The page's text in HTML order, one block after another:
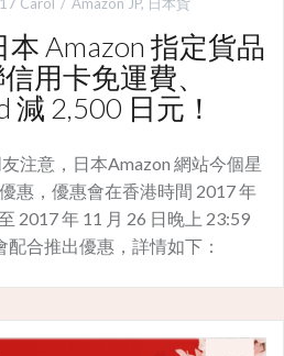
Amazon 指定貨品
用卡免運費、
減 2,500 日元！
注意，日本Amazon 網站今個星
惠，優惠會在香港時間 2017 年
2017 年 11 月 26 日晚上 23:59
合推出優惠，詳情如下：